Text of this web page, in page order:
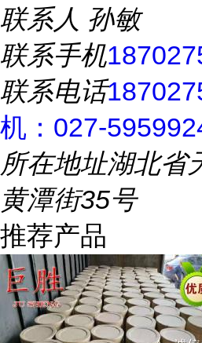
联系人 孙敏
联系手机
联系电话
机：027-
所在地址湖北省
黄潭街35号
推荐产品